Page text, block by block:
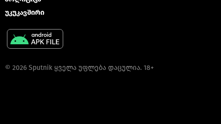
უკუკავშირი
© 2026 Sputnik ყველა უფლება დაცულია. 18+